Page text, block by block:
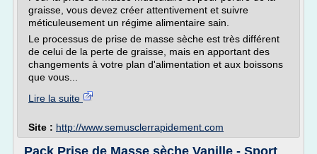
graisse, vous devez créer attentivement et suivre
méticuleusement un régime alimentaire sain.
Le processus de prise de masse sèche est très différent
de celui de la perte de graisse, mais en apportant des
changements à votre plan d'alimentation et aux boissons
que vous...
Lire la suite
Site : http://www.semusclerrapidement.com
Pack Prise de Masse sèche Vanille - Sport